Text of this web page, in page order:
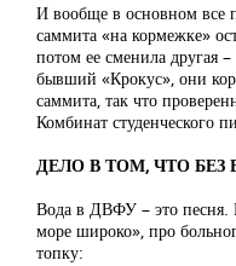
И вообще в основном все
саммита «на кормежке»
потом ее сменила другая
бывший «Крокус», они
саммита, так что
Комбинат студенческого
ДЕЛО В ТОМ, ЧТО БЕЗ
Вода в ДВФУ – это песня.
море широко», про
топку: